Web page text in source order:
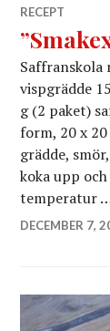
RECEPT
Saffranskola
vispgrädde
g (2 paket)
form, 20 x
grädde,
koka upp
temperatur
DECEMBER 7,